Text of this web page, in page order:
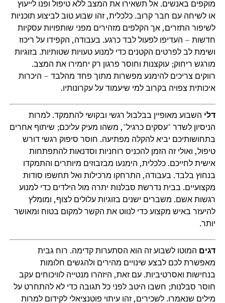
מוקפים באנשים. אל תשאירו את המצב ללא טיפול ופנו לייעוץ
או לשיחה עם חבר קרוב. כלכלית, זהו שבוע טוב לביצוע תוכניות
לשיפור התזרים, אך הקלפים מזהירים מפני שותפויות עסקיות
חדשות – העדיפו לפעול לבד כרגע. בעבודה, הקפידו על ריכוז
ושימת לב לפרטים הקטנים כדי למנוע טעויות שטותיות. בזוגיות
מורגש ריחוק; עוקצנות וחוסר פרגון רק יחמירו את המצב.
רווקים צריכים להימנע מפשרות מתוך פחד מהלבד – היכרות
איכותית צפויה בקרוב למי שיעמוד על עקרונותיו.
דלי השבוע מאופיין בבלבול רגשי ובקושי להתמקד. למרות
הניסיון לשדר "עסקים כרגיל", משהו מעיק עליכם; שיתוף אחרים
בתחושותיכם יביא להקלה מפתיעה. חוסר סיפוק רגשי דורש
טיפול, ואולי זה הזמן להכניס רוחניות וסדנאות להתפתחות
אישית לחייכם. כלכלית, הימנעו מבזבוזים מיותרים והתמקדו
בנחוץ בלבד. בעבודה, התרחקו מרכילות ואל תחשפו סודות
מקצועיים. בבית נדרשת סבלנות יתרה מול הילדים כדי למנוע
רגשות אשם. משברים ישנים בזוגיות עלולים לצוף, ומומלץ
להיעזר באיש מקצוע כדי לנווט את הקשר למקום בטוח ומאושר
יותר.
דגים המוטו לשבוע זה הוא הסתערות קדימה. רוח גבית
מאפשרת לכם לבצע שינויים מהירים ולהגשים חלומות
בנחישות ואסרטיביות. עם זאת, היזהרו מנטייה לוויכוחים עקב
חוסר סבלנות; חשבו היטב לפני כל תגובה כדי לא להתחרט על
מילים שנאמרו. לשכירים, זהו עיתוי פוטנציאלי לקידום למרות